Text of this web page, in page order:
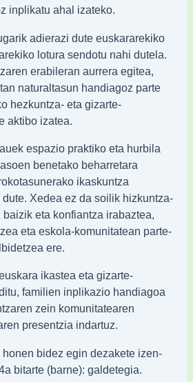
inplikatu ahal izateko.
adierazi dute euskararekiko
lotura sendotu nahi dutela.
erabileran aurrera egitea,
naturaltasun handiagoz parte
hezkuntza- eta gizarte-
aktibo izatea.
espazio praktiko eta hurbila
benetako beharretara
ikaskuntza
Xedea ez da soilik hizkuntza-
eta konfiantza irabaztea,
eta eskola-komunitatean parte-
ere.
ikastea eta gizarte-
familien inplikazio handiagoa
zein komunitatearen
presentzia indartuz.
bidez egin dezakete izen-
bitarte (barne): galdetegia.